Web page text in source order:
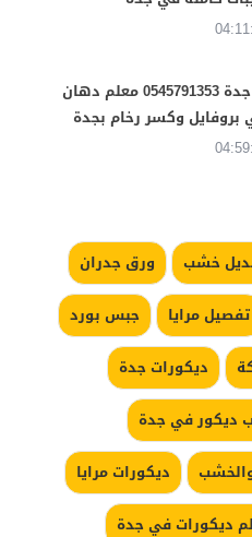
معلم دهانات جدة 0545791353 معلم دهان
بروفايل وكسر رخام بجدة
خشب
ورق جدران
تفصيل مرايا
جبس بورد
ديكورات جدة
ديكور في جدة
ديكورات مرايا
ديكورات في جدة